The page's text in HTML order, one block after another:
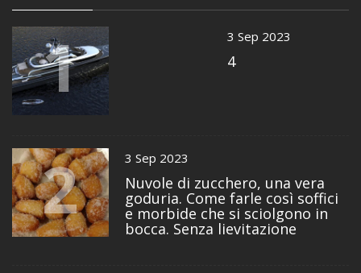
1 3 Sep 2023
4
2 3 Sep 2023
Nuvole di zucchero, una vera
goduria. Come farle così soffici
e morbide che si sciolgono in
bocca. Senza lievitazione